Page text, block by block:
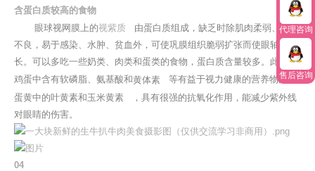
含蛋白质较高的食物
眼球视网膜上的视紫质
由蛋白质组成，缺乏时除肌肉柔弱、发育
不良，易于感染、水肿、贫血外，可使巩膜组织脆弱扩张而使眼轴拉
长。可以多吃一些奶类、肉类和蛋类的食物，蛋白质含量较多。此外，
鸡蛋中含有软磷脂、氨基酸和黄体素
等有益于视力健康的营养物质，
蛋黄中的叶黄素和玉米黄素
，具有很强的抗氧化作用，能减少紫外线
对眼睛的伤害。
04
代理咨询
售后咨询